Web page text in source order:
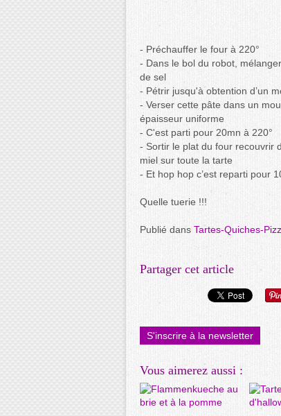
- Préchauffer le four à 220°
- Dans le bol du robot,
de sel
- Pétrir jusqu'à obtention d’un
- Verser cette pâte dans un
épaisseur uniforme
- C'est parti pour 20mn à 220°
- Sortir le plat du four recouvrir
miel sur toute la tarte
- Et hop hop c’est reparti pour
Quelle tuerie !!!
Publié dans Tartes-Quiches-
Partager cet article
S'inscrire à la newsletter
Vous aimerez aussi :